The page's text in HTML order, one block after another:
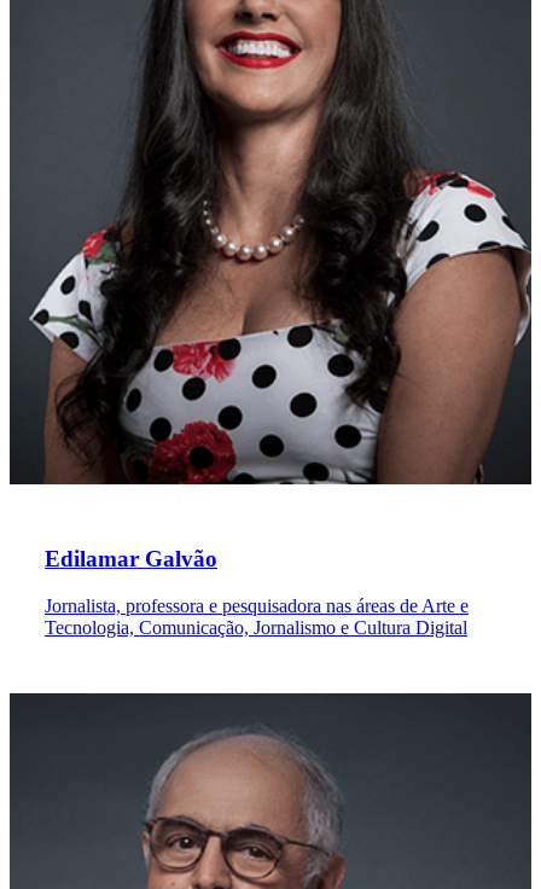
Edilamar Galvão
Jornalista, professora e pesquisadora nas áreas de Arte e
Tecnologia, Comunicação, Jornalismo e Cultura Digital